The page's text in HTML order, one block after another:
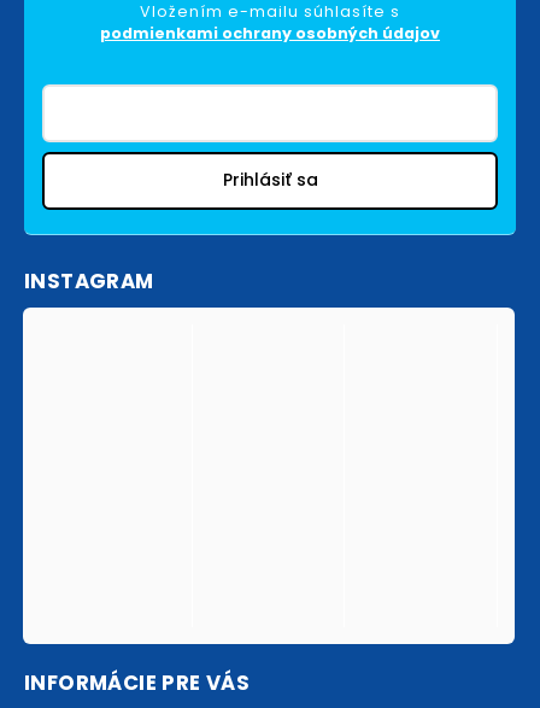
Vložením e-mailu súhlasíte s
podmienkami ochrany osobných údajov
Prihlásiť sa
INSTAGRAM
INFORMÁCIE PRE VÁS